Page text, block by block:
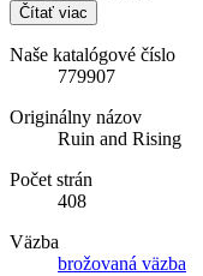
Čítať viac
Naše katalógové číslo
779907
Originálny názov
Ruin and Rising
Počet strán
408
Väzba
brožovaná väzba